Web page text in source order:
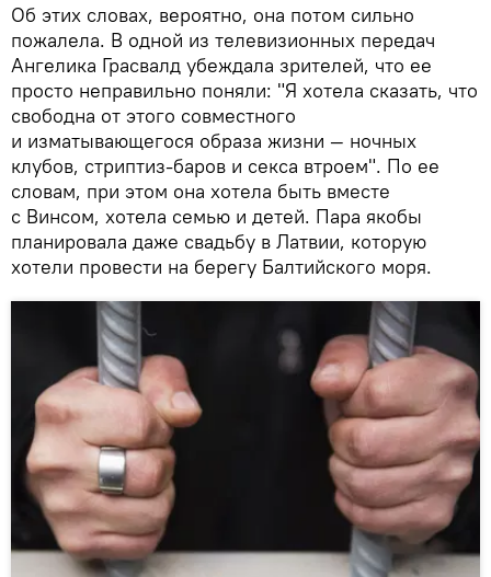
Об этих словах, вероятно, она потом сильно
пожалела. В одной из телевизионных передач
Ангелика Грасвалд убеждала зрителей, что ее
просто неправильно поняли: "Я хотела сказать, что
свободна от этого совместного
и изматывающегося образа жизни — ночных
клубов, стриптиз-баров и секса втроем". По ее
словам, при этом она хотела быть вместе
с Винсом, хотела семью и детей. Пара якобы
планировала даже свадьбу в Латвии, которую
хотели провести на берегу Балтийского моря.